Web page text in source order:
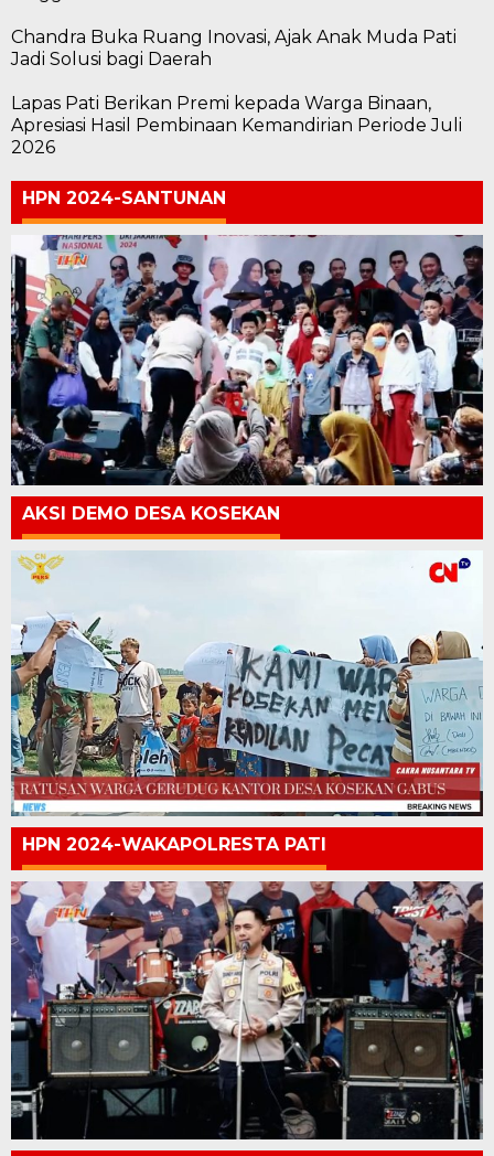
Chandra Buka Ruang Inovasi, Ajak Anak Muda Pati
Jadi Solusi bagi Daerah
Lapas Pati Berikan Premi kepada Warga Binaan,
Apresiasi Hasil Pembinaan Kemandirian Periode Juli
2026
HPN 2024-SANTUNAN
AKSI DEMO DESA KOSEKAN
HPN 2024-WAKAPOLRESTA PATI